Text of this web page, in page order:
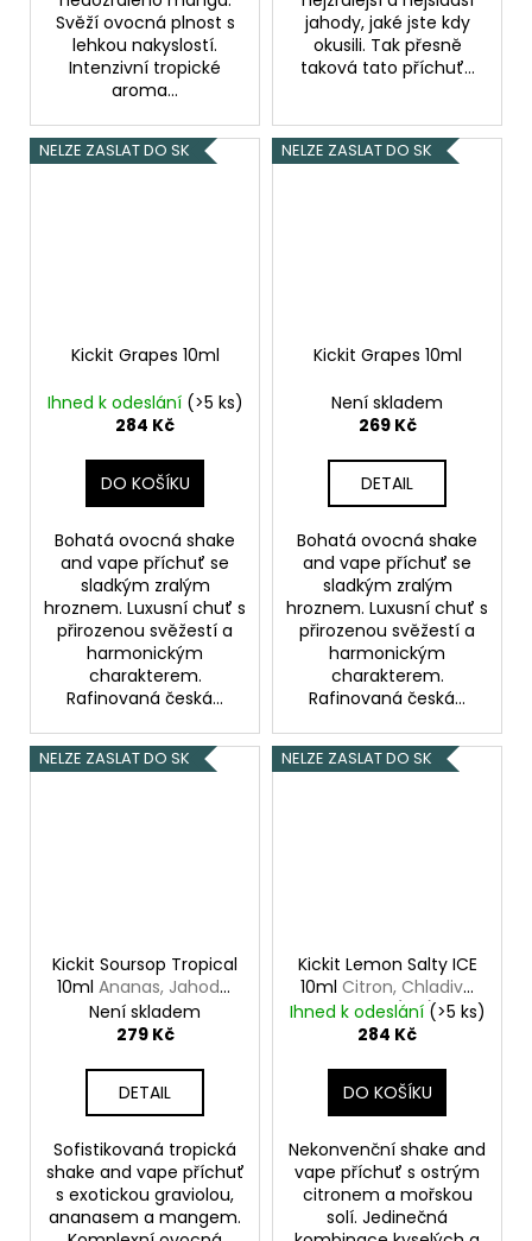
Svěží ovocná plnost s
lehkou nakyslostí.
Intenzivní tropické
aroma...
jahody, jaké jste kdy
okusili. Tak přesně
taková tato příchuť...
NELZE ZASLAT DO SK
Kickit Grapes 10ml
Ihned k odeslání (>5 ks)
284 Kč
DO KOŠÍKU
Bohatá ovocná shake
and vape příchuť se
sladkým zralým
hroznem. Luxusní chuť s
přirozenou svěžestí a
harmonickým
charakterem.
Rafinovaná česká...
NELZE ZASLAT DO SK
Kickit Grapes 10ml
Není skladem
269 Kč
DETAIL
Bohatá ovocná shake
and vape příchuť se
sladkým zralým
hroznem. Luxusní chuť s
přirozenou svěžestí a
harmonickým
charakterem.
Rafinovaná česká...
NELZE ZASLAT DO SK
Kickit Soursop Tropical
10ml Ananas, Jahoda,
Kokos, Mango
Není skladem
279 Kč
DETAIL
Sofistikovaná tropická
shake and vape příchuť
s exotickou graviolou,
ananasem a mangem.
NELZE ZASLAT DO SK
Kickit Lemon Salty ICE
10ml Citron, Chladivá
složka (ICE)
Ihned k odeslání (>5 ks)
284 Kč
DO KOŠÍKU
Nekonvenční shake and
vape příchuť s ostrým
citronem a mořskou
solí. Jedinečná